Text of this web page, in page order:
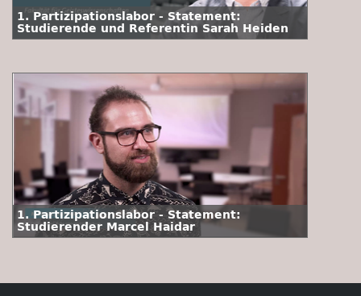
1. Partizipationslabor - Statement:
Studierende und Referentin Sarah Heiden
1. Partizipationslabor - Statement:
Studierender Marcel Haidar